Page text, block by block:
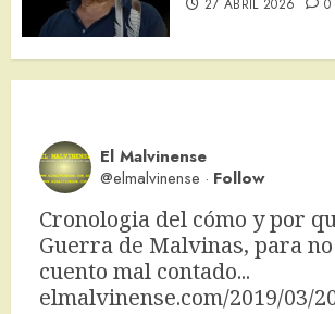
27 ABRIL 2026 0
El Malvinense
@elmalvinense · Follow
Cronologia del cómo y por
Guerra de Malvinas, para
elmalvinense.com/2019/03/